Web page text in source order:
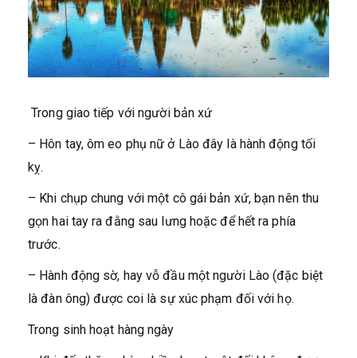
Trong giao tiếp với người bản xứ
– Hôn tay, ôm eo phụ nữ ở Lào đây là hành động tối
kỵ.
– Khi chụp chung với một cô gái bản xứ, bạn nên thu
gọn hai tay ra đằng sau lưng hoặc để hết ra phía
trước.
– Hành động sờ, hay vỗ đầu một người Lào (đặc biệt
là đàn ông) được coi là sự xúc phạm đối với họ.
Trong sinh hoạt hàng ngày